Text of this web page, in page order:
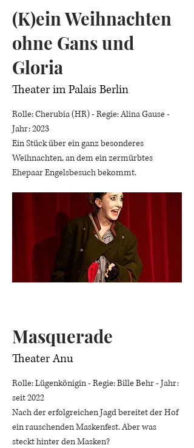
(K)ein Weihnachten
ohne Gans und
Gloria
Theater im Palais Berlin
Rolle: Cherubia (HR) - Regie: Alina Gause -
Jahr: 2023
Ein Stück über ein ganz besonderes
Weihnachten, an dem ein zermürbtes
Ehepaar Engelsbesuch bekommt.
Masquerade
Theater Anu
Rolle: Lügenkönigin - Regie: Bille Behr - Jahr:
seit 2022
Nach der erfolgreichen Jagd bereitet der Hof
ein rauschenden Maskenfest. Aber was
steckt hinter den Masken?